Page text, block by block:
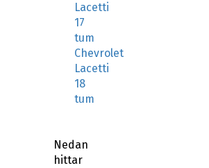
Lacetti
17
tum
Chevrolet
Lacetti
18
tum
Nedan
hittar